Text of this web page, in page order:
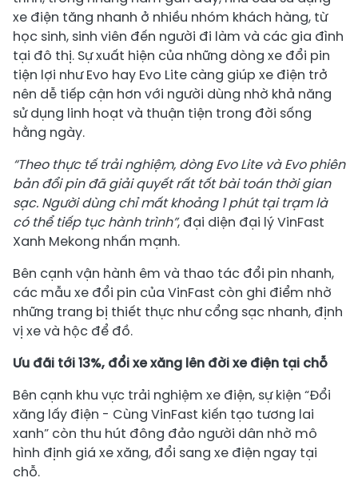
xe điện tăng nhanh ở nhiều nhóm khách hàng, từ
học sinh, sinh viên đến người đi làm và các gia đình
tại đô thị. Sự xuất hiện của những dòng xe đổi pin
tiện lợi như Evo hay Evo Lite càng giúp xe điện trở
nên dễ tiếp cận hơn với người dùng nhờ khả năng
sử dụng linh hoạt và thuận tiện trong đời sống
hằng ngày.
“Theo thực tế trải nghiệm, dòng Evo Lite và Evo phiên
bản đổi pin đã giải quyết rất tốt bài toán thời gian
sạc. Người dùng chỉ mất khoảng 1phút tại trạm là
có thể tiếp tục hành trình”, đại diện đại lý VinFast
Xanh Mekong nhấn mạnh.
Bên cạnh vận hành êm và thao tác đổi pin nhanh,
các mẫu xe đổi pin của VinFast còn ghi điểm nhờ
những trang bị thiết thực như cổng sạc nhanh, định
vị xe và hộc để đồ.
Ưu đãi tới 13%, đổi xe xăng lên đời xe điện tại chỗ
Bên cạnh khu vực trải nghiệm xe điện, sự kiện “Đổi
xăng lấy điện - Cùng VinFast kiến tạo tương lai
xanh” còn thu hút đông đảo người dân nhờ mô
hình định giá xe xăng, đổi sang xe điện ngay tại
chỗ.